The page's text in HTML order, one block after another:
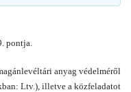
pontja.
anyag védelméről
Ltv.), illetve a közfeladatot